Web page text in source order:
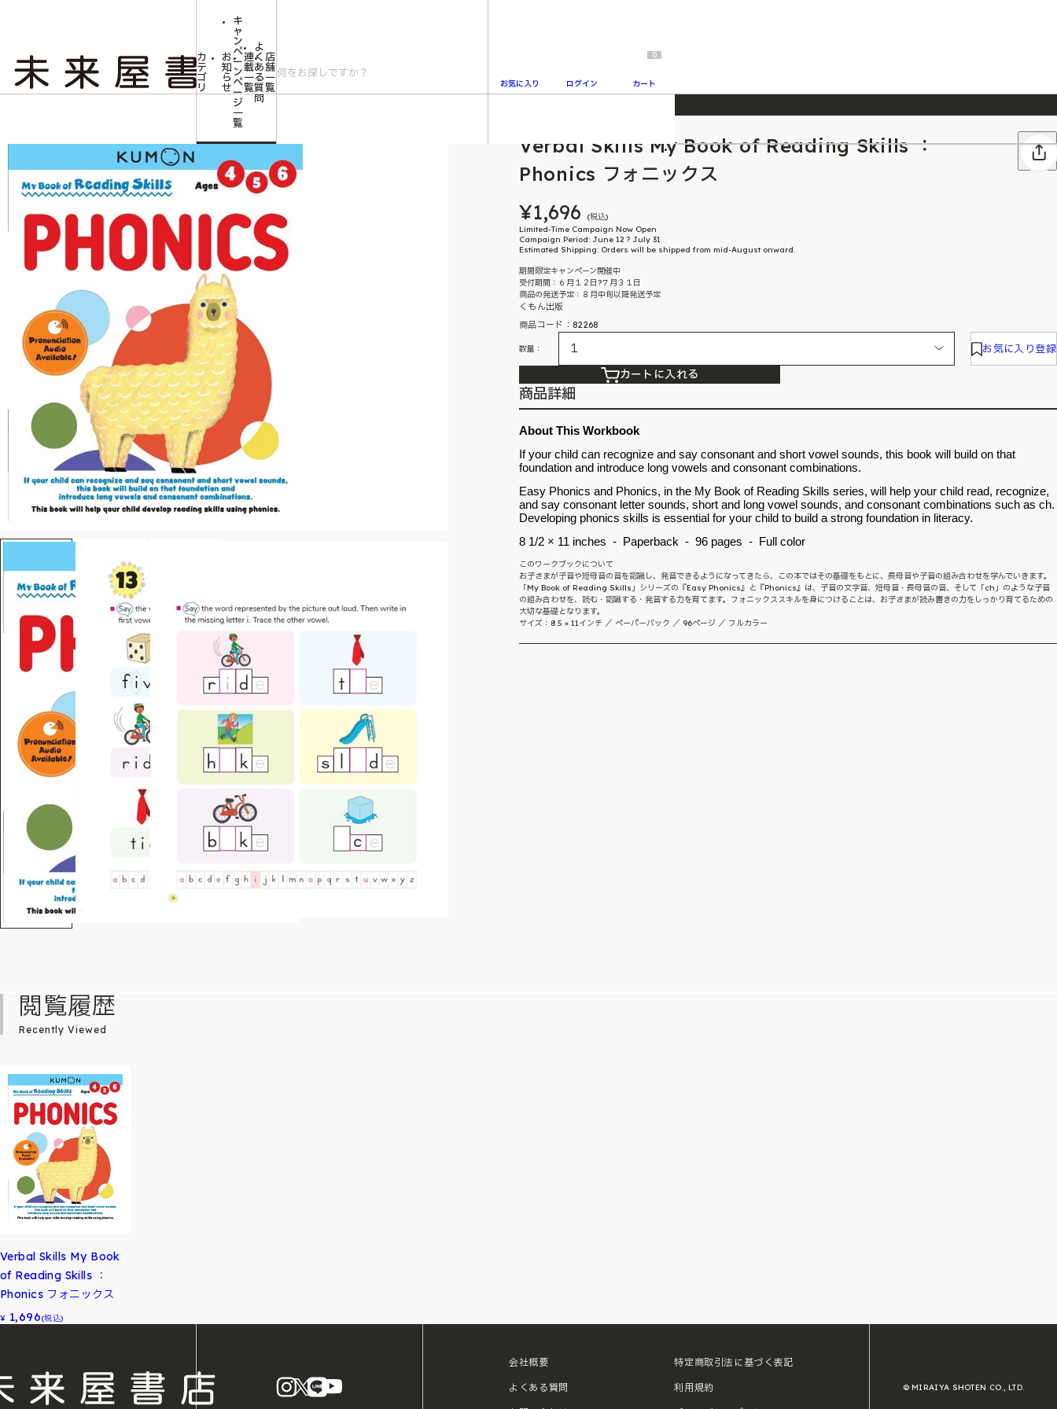
2026/7/23 『ONE PIECE magazine 021 ONE PIECEカード付き同梱版』発売延期のご案内
カ
テ
ゴ
リ
お
知
ら
せ
キ
ャ
ン
ペ
ー
ン
ペ
ー
ジ
一
覧
連
載
一
覧
よ
く
あ
る
質
問
店
舗
一
覧
お気に入り ログイン
0
カート
Verbal Skills My Book of Reading Skills ：Phonics フォニックス
Verbal Skills My Book of Reading Skills ：
Phonics フォニックス
¥1,696
(税込)
Limited-Time Campaign Now Open
Campaign Period: June 12 ? July 31
Estimated Shipping: Orders will be shipped from mid-August onward.
期間限定キャンペーン開催中
受付期間：６月１２日?７月３１日
商品の発送予定：８月中旬以降発送予定
くもん出版
商品コード：82268
数量： お気に入り登録
カートに入れる
商品詳細
About This Workbook
If your child can recognize and say consonant and short vowel sounds, this book will build on that
foundation and introduce long vowels and consonant combinations.
Easy Phonics and Phonics, in the My Book of Reading Skills series, will help your child read, recognize,
and say consonant letter sounds, short and long vowel sounds, and consonant combinations such as ch.
Developing phonics skills is essential for your child to build a strong foundation in literacy.
8 1/2 × 11 inches - Paperback - 96 pages - Full color
このワークブックについて
お子さまが子音や短母音の音を認識し、発音できるようになってきたら、この本ではその基礎をもとに、長母音や子音の組み合わせを学んでいきます。
「My Book of Reading Skills」シリーズの『Easy Phonics』と『Phonics』は、子音の文字音、短母音・長母音の音、そして「ch」のような子音
の組み合わせを、読む・認識する・発音する力を育てます。フォニックススキルを身につけることは、お子さまが読み書きの力をしっかり育てるための
大切な基礎となります。
サイズ：8.5 × 11インチ ／ ペーパーバック ／ 96ページ ／ フルカラー
閲覧履歴
Recently Viewed
Verbal Skills My Book
of Reading Skills ：
Phonics フォニックス
¥ 1,696(税込)
instagram
X LINE
会社概要
よくある質問
特定商取引法に基づく表記
利用規約 © MIRAIYA SHOTEN CO., LTD.